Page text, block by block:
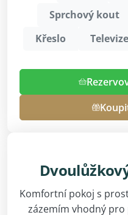
Sprchový kout
Křeslo
Televize
Komfortní pokoj s
zázemím vhodný